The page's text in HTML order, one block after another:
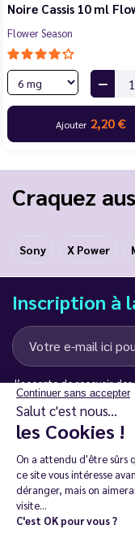
Continuer sans accepter
Salut c'est nous...
les Cookies !
On a attendu d'être sûrs
ce site vous intéresse
déranger, mais on
visite...
C'est OK pour vous ?
Noire Cassis 10 ml
Flower Season
Ajouter 2,20 €
Craquez
Sony X Power
Inscription à
J’accepte de recevoir
LD Groupe
Restez en
La vente de cigarette